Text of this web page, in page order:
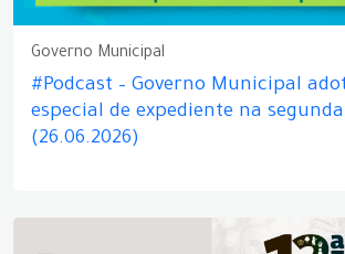
Governo Municipal
#Podcast – Governo Municipal
especial de expediente na
(26.06.2026)